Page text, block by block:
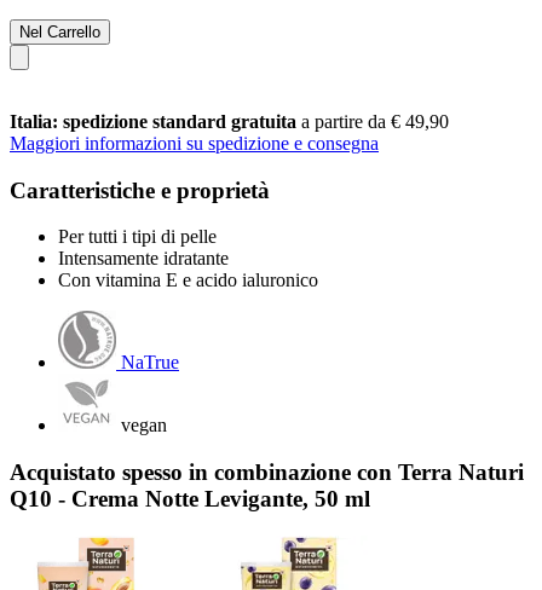
Nel Carrello
Italia: spedizione standard gratuita a partire da € 49,90
Maggiori informazioni su spedizione e consegna
Caratteristiche e proprietà
Per tutti i tipi di pelle
Intensamente idratante
Con vitamina E e acido ialuronico
NaTrue
vegan
Acquistato spesso in combinazione con Terra Naturi
Q10 - Crema Notte Levigante, 50 ml